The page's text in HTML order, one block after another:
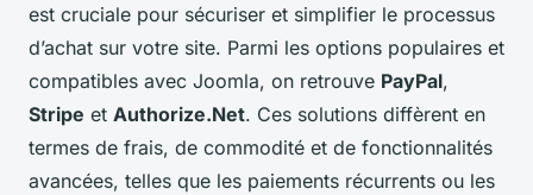
est cruciale pour sécuriser et simplifier le processus
d’achat sur votre site. Parmi les options populaires et
compatibles avec Joomla, on retrouve PayPal,
Stripe et Authorize.Net. Ces solutions diffèrent en
termes de frais, de commodité et de fonctionnalités
avancées, telles que les paiements récurrents ou les